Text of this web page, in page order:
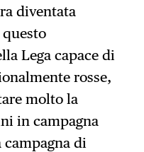
diventata
questo
Lega capace di
rosse,
molto la
in campagna
di